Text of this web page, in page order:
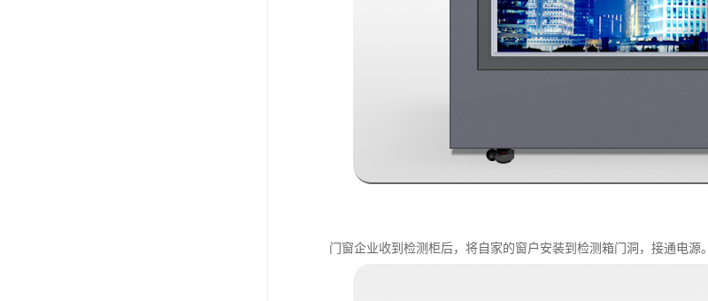
门窗企业收到检测柜后，将自家的窗户安装到检测箱门洞，接通电源。